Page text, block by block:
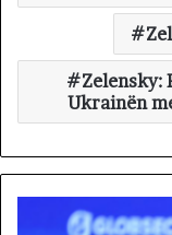
Zelensky:
Ukrainën